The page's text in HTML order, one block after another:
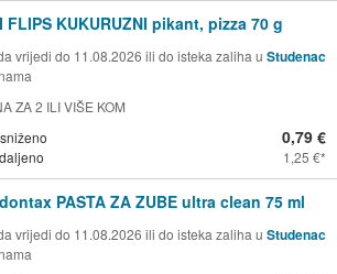
FLIPS KUKURUZNI pikant, pizza 70 g
vrijedi do 11.08.2026 ili do isteka zaliha u Studenac
ZA 2 ILI VIŠE KOM
sniženo 0,79 €
1,25 €
PASTA ZA ZUBE ultra clean 75 ml
vrijedi do 11.08.2026 ili do isteka zaliha u Studenac